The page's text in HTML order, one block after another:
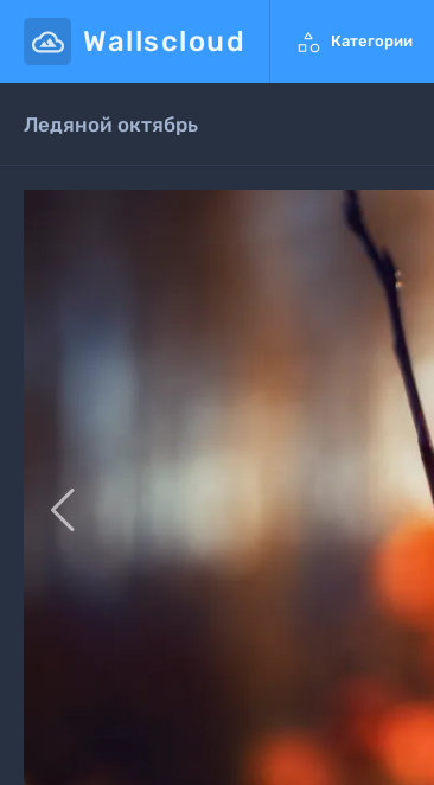
Wallscloud  Категории
Ледяной октябрь
